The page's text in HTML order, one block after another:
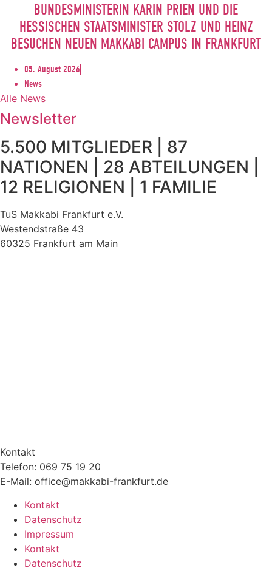
BUNDESMINISTERIN KARIN PRIEN UND DIE
HESSISCHEN STAATSMINISTER STOLZ UND HEINZ
BESUCHEN NEUEN MAKKABI CAMPUS IN FRANKFURT
05. August 2026
News
Alle News
Newsletter
5.500 MITGLIEDER | 87
NATIONEN | 28 ABTEILUNGEN |
12 RELIGIONEN | 1 FAMILIE
TuS Makkabi Frankfurt e.V.
Westendstraße 43
60325 Frankfurt am Main
Kontakt
Telefon: 069 75 19 20
E-Mail: office@makkabi-frankfurt.de
Kontakt
Datenschutz
Impressum
Kontakt
Datenschutz